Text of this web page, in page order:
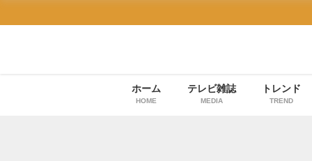
ホーム
HOME
テレビ雑誌
MEDIA
トレンド
TREND